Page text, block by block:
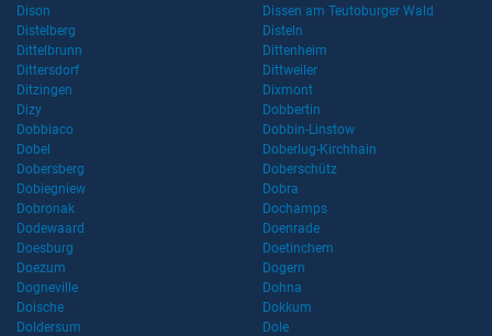
Dison
Dissen am Teutoburger Wald
Distelberg
Disteln
Dittelbrunn
Dittenheim
Dittersdorf
Dittweiler
Ditzingen
Dixmont
Dizy
Dobbertin
Dobbiaco
Dobbin-Linstow
Dobel
Doberlug-Kirchhain
Dobersberg
Doberschütz
Dobiegniew
Dobra
Dobronak
Dochamps
Dodewaard
Doenrade
Doesburg
Doetinchem
Doezum
Dogern
Dogneville
Dohna
Doische
Dokkum
Doldersum
Dole